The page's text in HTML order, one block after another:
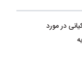
در مورد